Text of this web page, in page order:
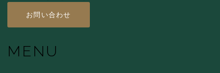
お問い合わせ
MENU